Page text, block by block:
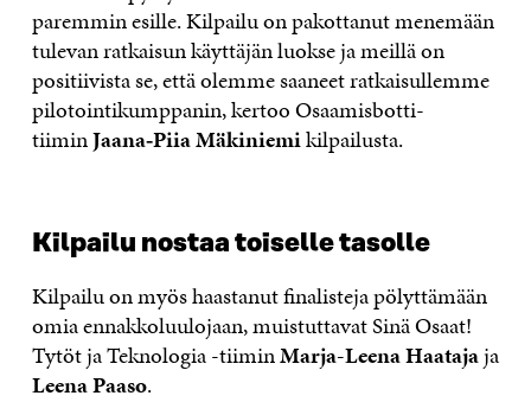
paremmin esille. Kilpailu on pakottanut menemään
tulevan ratkaisun käyttäjän luokse ja meillä on
positiivista se, että olemme saaneet ratkaisullemme
pilotointikumppanin, kertoo Osaamisbotti-
tiiminJaana‐Piia Mäkiniemikilpailusta.
Kilpailu nostaa toiselle tasolle
Kilpailu on myös haastanut finalisteja pölyttämään
omia ennakkoluulojaan, muistuttavat Sinä Osaat!
Tytöt ja Teknologia -tiiminMarja-Leena Haatajaja
Leena Paaso.